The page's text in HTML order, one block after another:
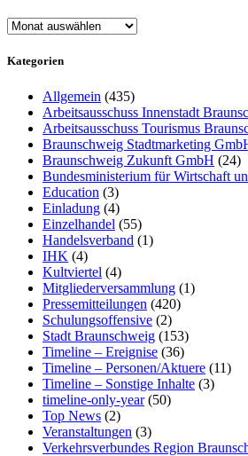
Archiv
Kategorien
Allgemein (435)
Arbeitsausschuss Innenstadt
Arbeitsausschuss Tourismus
Braunschweig Stadtmarketing
Braunschweig Zukunft GmbH (24)
Bundesministerium für Wirtschaft
Education (3)
Einladung (4)
Einzelhandel (55)
Handelsverband (1)
IHK (4)
Kultviertel (4)
Mitgliederversammlung (1)
Pressemitteilungen (420)
Schulungsoffensive (2)
Stadt Braunschweig (153)
Timeline – Ereignise (36)
Timeline – Personen/Aktuere (11)
Timeline – Sonstige Inhalte (3)
timeline-only-year(50)
Top News (2)
Veranstaltungen (3)
Verkehrsverbundes Region